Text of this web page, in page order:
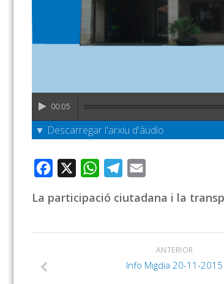
00:05
▼ Descarregar l'arxiu d'àudio
Facebook WhatsAppTelegram
La participació ciutadana i la
ANTERIOR
Info Migdia 20-11-2015